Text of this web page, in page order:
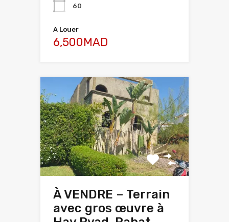
60
A Louer
6,500MAD
À VENDRE – Terrain
avec gros œuvre à